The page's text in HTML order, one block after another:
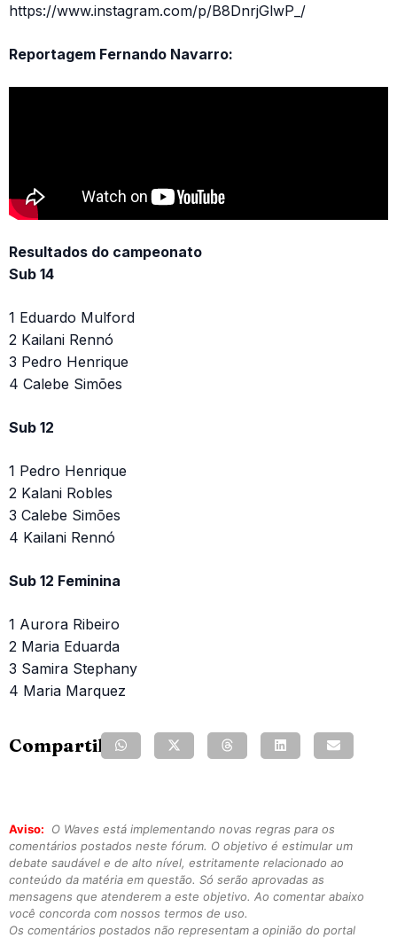
https://www.instagram.com/p/B8DnrjGlwP_/
Reportagem Fernando Navarro:
Resultados do campeonato
Sub 14
1 Eduardo Mulford
2 Kailani Rennó
3 Pedro Henrique
4 Calebe Simões
Sub 12
1 Pedro Henrique
2 Kalani Robles
3 Calebe Simões
4 Kailani Rennó
Sub 12 Feminina
1 Aurora Ribeiro
2 Maria Eduarda
3 Samira Stephany
4 Maria Marquez
Compartilhe:
Aviso:
O Waves está implementando novas regras para os
comentários postados neste fórum. O objetivo é estimular um
debate saudável e de alto nível, estritamente relacionado ao
conteúdo da matéria em questão. Só serão aprovadas as
mensagens que atenderem a este objetivo. Ao comentar abaixo
você concorda com nossos termos de uso.
Os comentários postados não representam a opinião do portal